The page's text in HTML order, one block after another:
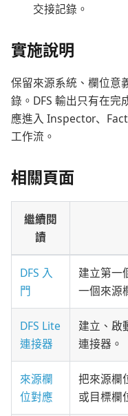
交接記錄。
實施說明
保留來源系統、欄位意
錄。DFS 輸出只有在完
應進入 Inspector、
工作流。
相關頁面
繼續閱
讀
DFS 入
門
建立第一
一個來源
DFS Lite
連接器
建立、啟
連接器。
來源欄
位對應
把來源欄
或目標欄